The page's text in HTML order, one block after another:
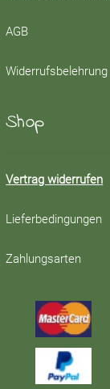
AGB
Widerrufsbelehrung
Shop
Vertrag widerrufen
Lieferbedingungen
Zahlungsarten